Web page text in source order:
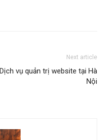
Next article
Dịch vụ quản trị website tại Hà
Nội